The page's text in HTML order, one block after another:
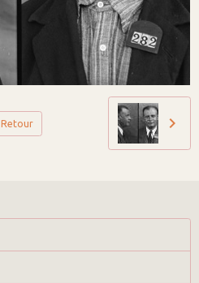
Retour